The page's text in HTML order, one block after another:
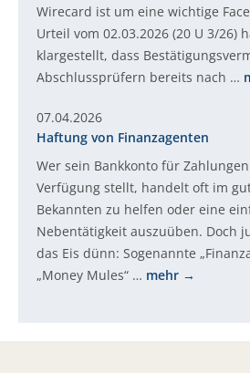
Wirecard ist um eine wichtige
Urteil vom 02.03.2026 (20 U 3/26)
klargestellt, dass
Abschlussprüfern bereits nach …
07.04.2026
Haftung von Finanzagenten
Wer sein Bankkonto für
Verfügung stellt, handelt oft im
Bekannten zu helfen oder eine
Nebentätigkeit auszuüben. Doch
das Eis dünn: Sogenannte
„Money Mules“ … mehr